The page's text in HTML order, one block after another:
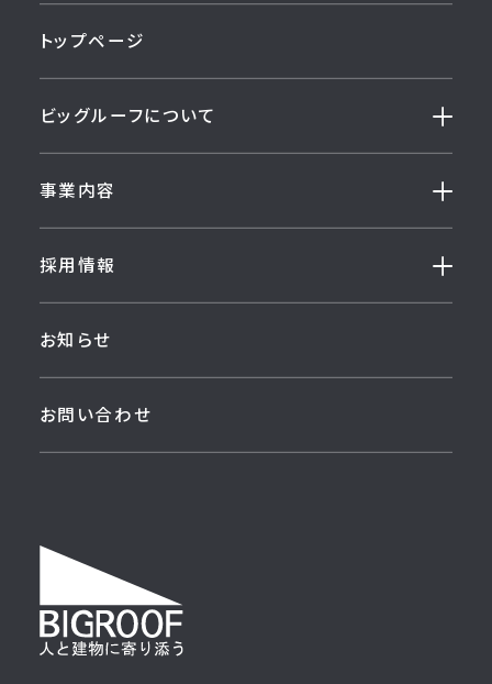
トップページ
ビッグルーフについて
事業内容
採用情報
お知らせ
お問い合わせ